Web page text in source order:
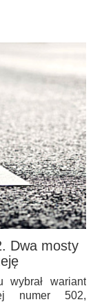
Dwa mosty
wybrał wariant
numer 502,